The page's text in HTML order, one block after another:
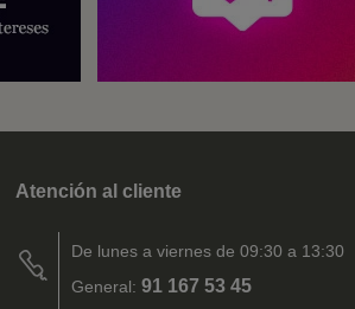
Atención al cliente
De lunes a viernes de 09:30 a 13:30
General: 91 167 53 45